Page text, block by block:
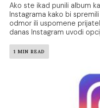
Ako ste ikad punili album
Instagrama kako bi
odmor ili uspomene
danas Instagram uvodi
1 MIN READ